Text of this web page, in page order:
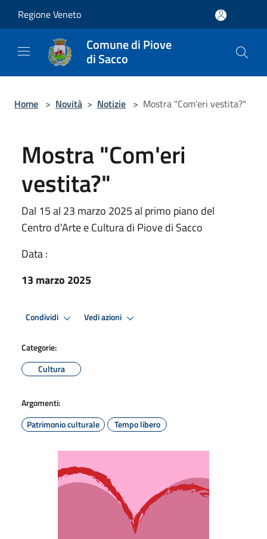
Regione Veneto
Comune di Piove
di Sacco
Home > Novità > Notizie > Mostra "Com'eri vestita?"
Mostra "Com'eri
vestita?"
Dal 15 al 23 marzo 2025 al primo piano del
Centro d'Arte e Cultura di Piove di Sacco
Data :
13 marzo 2025
Condividi Vedi azioni
Categorie:
Cultura
Argomenti:
Patrimonio culturale
Tempo libero